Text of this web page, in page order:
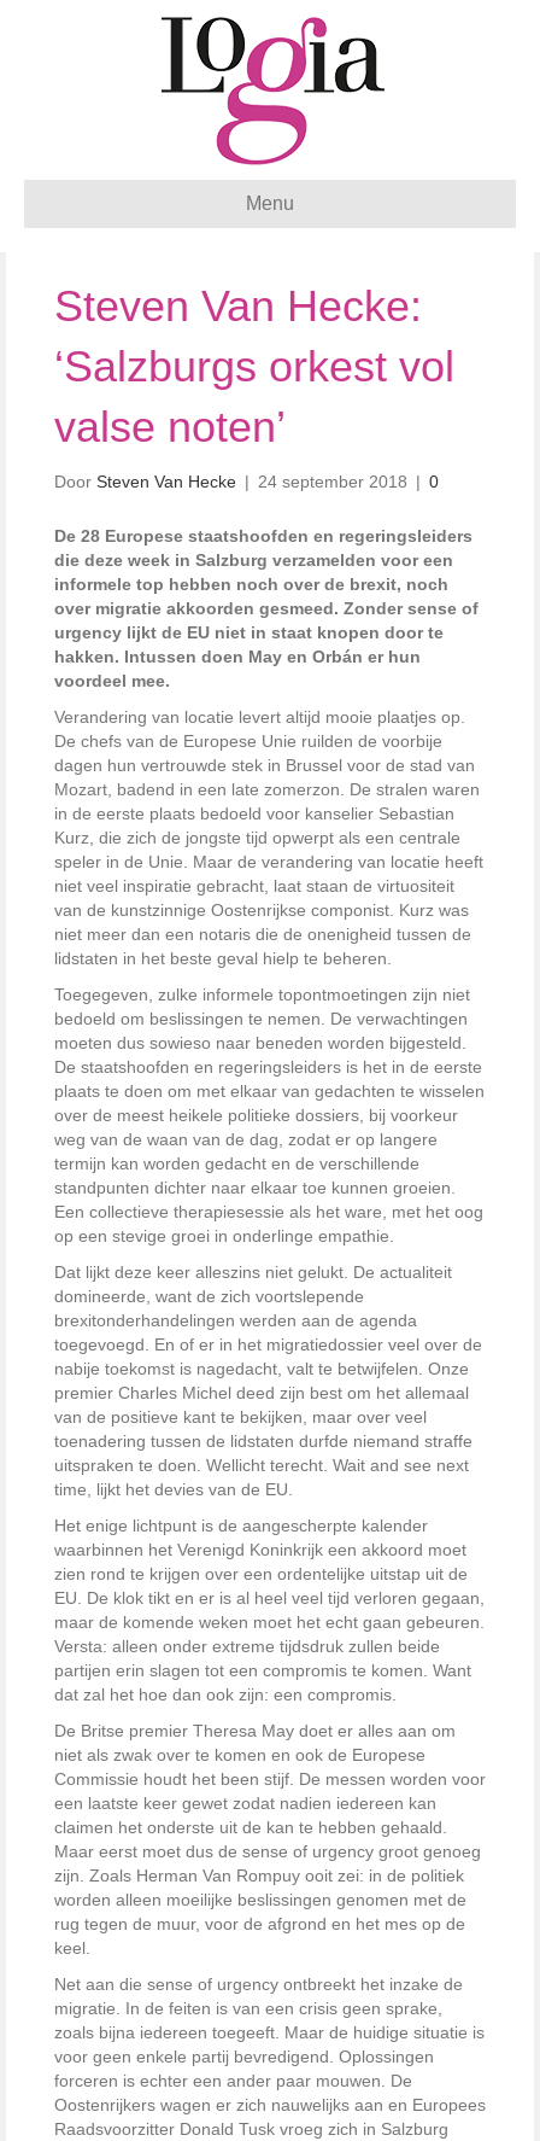
Menu
Steven Van Hecke:
‘Salzburgs orkest vol
valse noten’
Door Steven Van Hecke | 24 september 2018 | 0
De 28 Europese staatshoofden en regeringsleiders
die deze week in Salzburg verzamelden voor een
informele top hebben noch over de brexit, noch
over migratie akkoorden gesmeed. Zonder sense of
urgency lijkt de EU niet in staat knopen door te
hakken. Intussen doen May en Orbán er hun
voordeel mee.
Verandering van locatie levert altijd mooie plaatjes op.
De chefs van de Europese Unie ruilden de voorbije
dagen hun vertrouwde stek in Brussel voor de stad van
Mozart, badend in een late zomerzon. De stralen waren
in de eerste plaats bedoeld voor kanselier Sebastian
Kurz, die zich de jongste tijd opwerpt als een centrale
speler in de Unie. Maar de verandering van locatie heeft
niet veel inspiratie gebracht, laat staan de virtuositeit
van de kunstzinnige Oostenrijkse componist. Kurz was
niet meer dan een notaris die de onenigheid tussen de
lidstaten in het beste geval hielp te beheren.
Toegegeven, zulke informele topontmoetingen zijn niet
bedoeld om beslissingen te nemen. De verwachtingen
moeten dus sowieso naar beneden worden bijgesteld.
De staatshoofden en regeringsleiders is het in de eerste
plaats te doen om met elkaar van gedachten te wisselen
over de meest heikele politieke dossiers, bij voorkeur
weg van de waan van de dag, zodat er op langere
termijn kan worden gedacht en de verschillende
standpunten dichter naar elkaar toe kunnen groeien.
Een collectieve therapiesessie als het ware, met het oog
op een stevige groei in onderlinge empathie.
Dat lijkt deze keer alleszins niet gelukt. De actualiteit
domineerde, want de zich voortslepende
brexitonderhandelingen werden aan de agenda
toegevoegd. En of er in het migratiedossier veel over de
nabije toekomst is nagedacht, valt te betwijfelen. Onze
premier Charles Michel deed zijn best om het allemaal
van de positieve kant te bekijken, maar over veel
toenadering tussen de lidstaten durfde niemand straffe
uitspraken te doen. Wellicht terecht. Wait and see next
time, lijkt het devies van de EU.
Het enige lichtpunt is de aangescherpte kalender
waarbinnen het Verenigd Koninkrijk een akkoord moet
zien rond te krijgen over een ordentelijke uitstap uit de
EU. De klok tikt en er is al heel veel tijd verloren gegaan,
maar de komende weken moet het echt gaan gebeuren.
Versta: alleen onder extreme tijdsdruk zullen beide
partijen erin slagen tot een compromis te komen. Want
dat zal het hoe dan ook zijn: een compromis.
De Britse premier Theresa May doet er alles aan om
niet als zwak over te komen en ook de Europese
Commissie houdt het been stijf. De messen worden voor
een laatste keer gewet zodat nadien iedereen kan
claimen het onderste uit de kan te hebben gehaald.
Maar eerst moet dus de sense of urgency groot genoeg
zijn. Zoals Herman Van Rompuy ooit zei: in de politiek
worden alleen moeilijke beslissingen genomen met de
rug tegen de muur, voor de afgrond en het mes op de
keel.
Net aan die sense of urgency ontbreekt het inzake de
migratie. In de feiten is van een crisis geen sprake,
zoals bijna iedereen toegeeft. Maar de huidige situatie is
voor geen enkele partij bevredigend. Oplossingen
forceren is echter een ander paar mouwen. De
Oostenrijkers wagen er zich nauwelijks aan en Europees
Raadsvoorzitter Donald Tusk vroeg zich in Salzburg